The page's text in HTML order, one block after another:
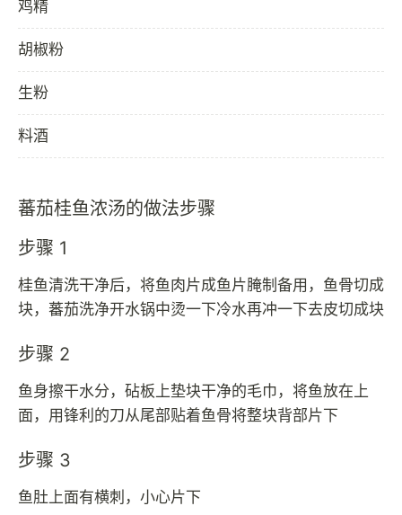
鸡精
胡椒粉
生粉
料酒
蕃茄桂鱼浓汤的做法步骤
步骤 1
桂鱼清洗干净后，将鱼肉片成鱼片腌制备用，鱼骨切成
块，蕃茄洗净开水锅中烫一下冷水再冲一下去皮切成块
步骤 2
鱼身擦干水分，砧板上垫块干净的毛巾，将鱼放在上
面，用锋利的刀从尾部贴着鱼骨将整块背部片下
步骤 3
鱼肚上面有横刺，小心片下